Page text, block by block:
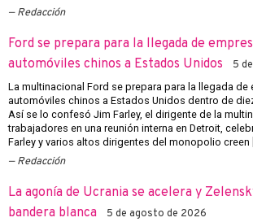
Redacción
Ford se prepara para la llegada de
automóviles chinos a Estados Unidos
5
La multinacional Ford se prepara para la llegada de
automóviles chinos a Estados Unidos dentro de
Así se lo confesó Jim Farley, el dirigente de la
trabajadores en una reunión interna en Detroit,
Farley y varios altos dirigentes del monopolio creen
Redacción
La agonía de Ucrania se acelera y
bandera blanca
5 de agosto de 2026